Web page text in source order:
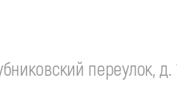
переулок, д.